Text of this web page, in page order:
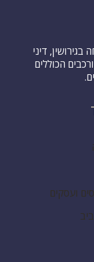
דיני
הכוללים
ועסקים